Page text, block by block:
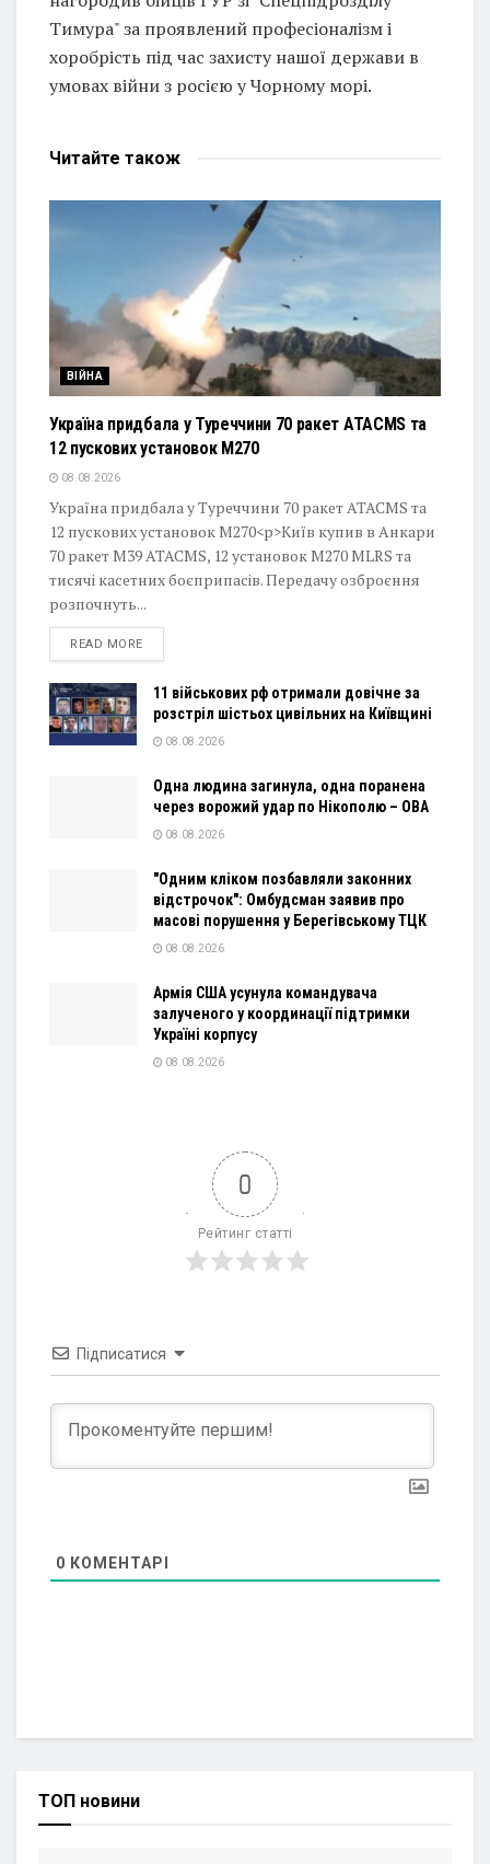
Тимура" за проявлений професіоналізм і
хоробрість під час захисту нашої держави в
умовах війни з росією у Чорному морі.
Читайте також
ВІЙНА
Україна придбала у Туреччини 70 ракет ATACMS та
12 пускових установок M270
08.08.2026
Україна придбала у Туреччини 70 ракет ATACMS та
12 пускових установок M270<p>Київ купив в Анкари
70 ракет M39 ATACMS, 12 установок M270 MLRS та
тисячі касетних боєприпасів. Передачу озброєння
розпочнуть...
READ MOREDETAILS
11 військових рф отримали довічне за
розстріл шістьох цивільних на Київщині
08.08.2026
Одна людина загинула, одна поранена
через ворожий удар по Нікополю – ОВА
08.08.2026
"Одним кліком позбавляли законних
відстрочок": Омбудсман заявив про
масові порушення у Берегівському ТЦК
08.08.2026
Армія США усунула командувача
залученого у координації підтримки
Україні корпусу
08.08.2026
0
Рейтинг статті
Підписатися
0 КОМЕНТАРІ
ТОП новини